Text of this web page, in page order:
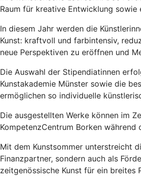
Raum für kreative Entwicklung sowie
In diesem Jahr werden die
Kunst: kraftvoll und farbintensiv,
neue Perspektiven zu eröffnen und
Die Auswahl der Stipendiatinnen
Kunstakademie Münster sowie die
ermöglichen so individuelle
Die ausgestellten Werke können im
KompetenzCentrum Borken
Mit dem Kunstsommer unterstreicht
Finanzpartner, sondern auch als
zeitgenössische Kunst für ein breites